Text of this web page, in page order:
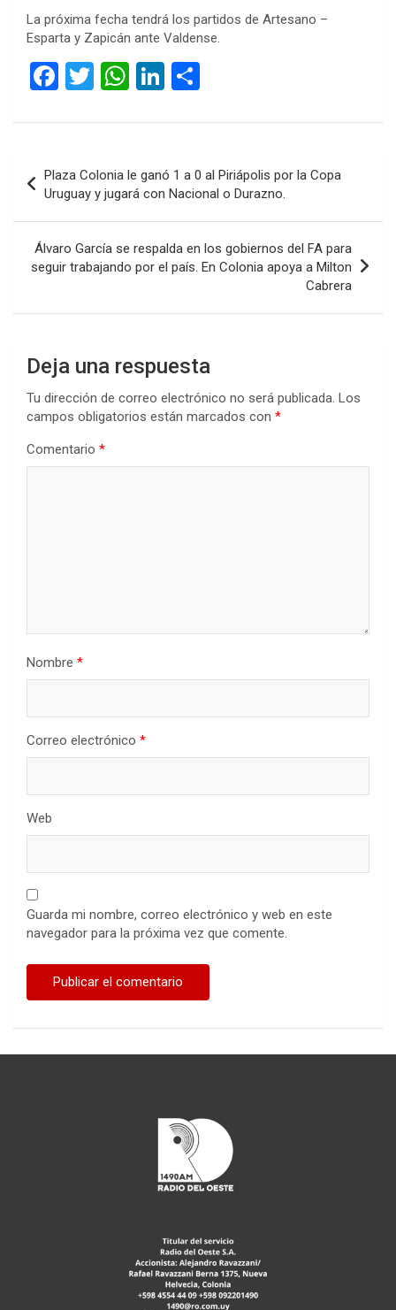
La próxima fecha tendrá los partidos de Artesano –
Esparta y Zapicán ante Valdense.
F
ce
o
o
k
T
tt
W
at
A
p
p
Li
ke
n
m
ar
tir
de
entradas
Plaza Colonia le ganó 1 a 0 al Piriápolis por la Copa
Uruguay y jugará con Nacional o Durazno.
Álvaro García se respalda en los gobiernos del FA para
seguir trabajando por el país. En Colonia apoya a Milton
Cabrera
Deja una respuesta
Tu dirección de correo electrónico no será publicada. Los
campos obligatorios están marcados con *
Comentario *
Nombre *
Correo electrónico *
Web
Guarda mi nombre, correo electrónico y web en este
navegador para la próxima vez que comente.